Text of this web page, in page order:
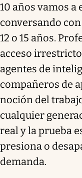
10 años vamos
conversando
12 o 15 años.
acceso
agentes de
compañeros de
noción del
cualquier
real y la prueba
presiona o
demanda.